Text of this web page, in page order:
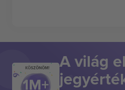
KÖSZÖNÖM! A világ